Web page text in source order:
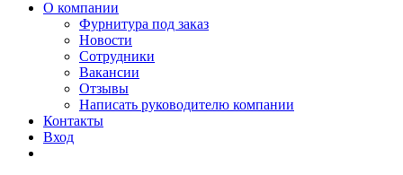
О компании
Фурнитура под заказ
Новости
Сотрудники
Вакансии
Отзывы
Написать руководителю компании
Контакты
Вход